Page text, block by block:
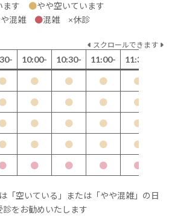
ます ●やや空いています
や混雑 ●混雑 ×休診
スクロールできます
10:00- 10:30- 11:00- 11:30-
● ● ● ●
● ● ● ●
● ● ● ●
● ● ● ●
● ● ● ●
「空いている」または「やや混雑」の日
診をお勧めいたします